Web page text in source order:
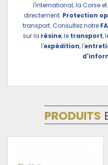
l'international, la Corse
directement. Protection
transport. Consultez notre
sur la résine, le transport,
l'expédition, l'
PRODUITS